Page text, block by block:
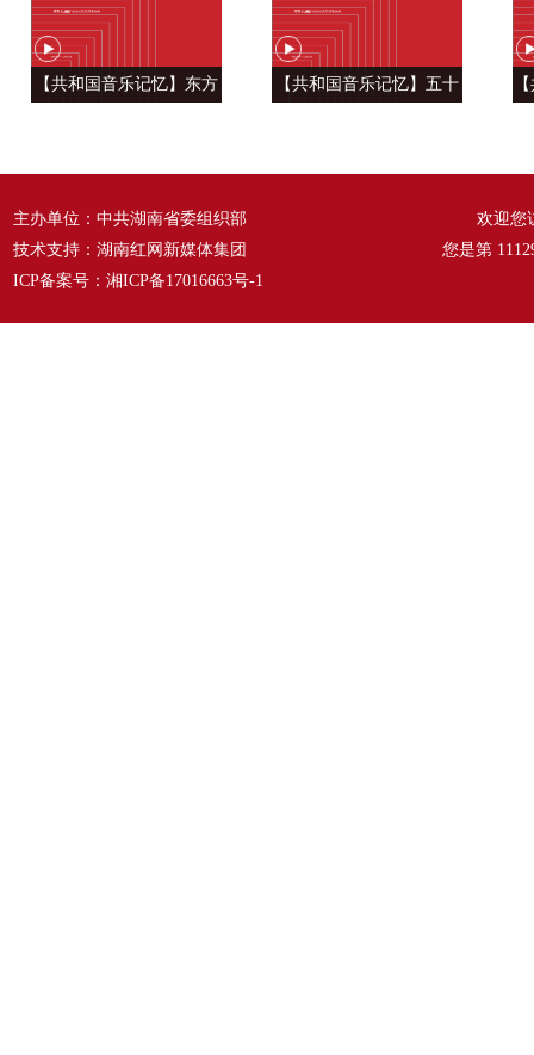
【共和国音乐记忆】东方
【共和国音乐记忆】五十
主办单位：中共湖南省委组织部
技术支持：湖南红网新媒体集团
ICP备案号： 湘ICP备17016663号-1
欢迎您
您是第